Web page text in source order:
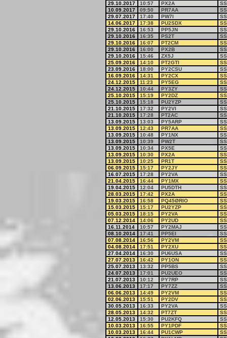
29.10.2017
10:57 PX2A
10.09.2017
09:50 PR7AA
29.07.2017
17:40 PW7I
14.06.2017
17:38 PU2SDX
29.10.2016
16:53 PP5JN
29.10.2016
16:35 PS2T
29.10.2016
16:07 PT2CM
29.10.2016
16:00 PX2B
29.10.2016
15:46 ZX5J
25.09.2016
14:10 PT2GTI
23.09.2016
18:00 PY2CSU
16.09.2016
14:31 PY2CX
24.12.2015
11:23 PY5EG
24.12.2015
10:44 PY3ZY
25.10.2015
15:19 PY2DZ
25.10.2015
15:18 PU2YZP
21.10.2015
17:32 PY2VI
21.10.2015
17:28 PT2AC
13.09.2015
13:03 PY5ARP
13.09.2015
12:43 PR7AA
13.09.2015
10:48 PY1NX
13.09.2015
10:39 PW2T
13.09.2015
10:34 PX5E
13.09.2015
10:30 PX2A
13.09.2015
10:25 PR1T
06.09.2015
15:17 PY2JY
16.07.2015
17:28 PY2VA
21.04.2015
16:44 PY1MX
19.04.2015
12:04 PU5DTH
28.03.2015
17:42 PX2A
19.03.2015
16:58 PQ45ØRIO
15.03.2015
15:17 PU2YZP
05.03.2015
18:15 PY2VA
07.12.2014
14:06 PY2UD
16.11.2014
10:57 PY2MAJ
08.10.2014
17:41 PP5EI
07.08.2014
16:56 PY2VM
04.08.2014
17:51 PY2XU
27.04.2014
16:30 PU6USA
27.07.2013
16:42 PY1ON
25.07.2013
13:32 PP5BS
24.07.2013
17:01 PU2UEO
21.07.2013
10:12 PY7RP
13.06.2013
17:17 PY7ZZ
06.06.2013
14:49 PY2VM
02.06.2013
15:51 PY2DV
30.05.2013
16:33 PY2VA
28.05.2013
14:32 PT7ZT
12.05.2013
15:30 PU2KFQ
10.03.2013
16:55 PY1PDF
10.03.2013
16:44 PU1CWP